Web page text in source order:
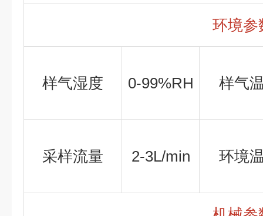
环境参
样气湿度 0-99%RH 样气
采样流量 2-3L/min 环境